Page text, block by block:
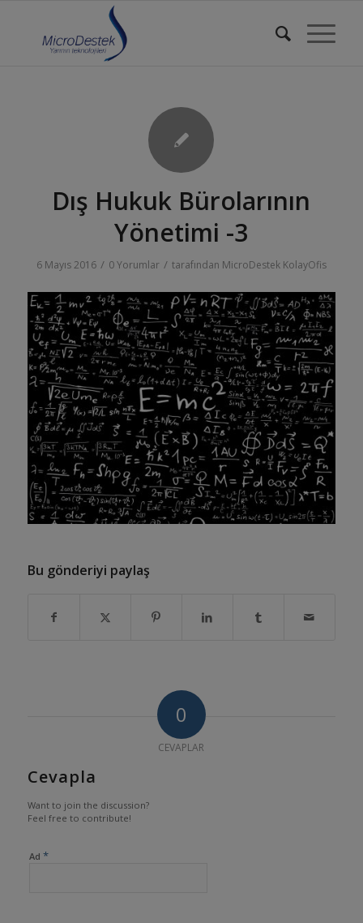
Dış Hukuk Bürolarının
Yönetimi -3
6 Mayıs 2016 / 0 Yorumlar / tarafından MicroDestek KolayOfis
Bu gönderiyi paylaş
0
CEVAPLAR
Cevapla
Want to join the discussion?
Feel free to contribute!
Ad *